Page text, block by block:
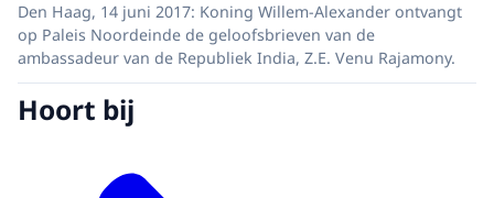
Den Haag, 14 juni 2017: Koning Willem-Alexander ontvangt
op Paleis Noordeinde de geloofsbrieven van de
ambassadeur van de Republiek India, Z.E. Venu Rajamony.
Hoort bij